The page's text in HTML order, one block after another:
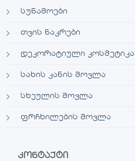
სუნამოები
თვის ნაკრები
დეკორატიული კოსმეტიკა
სახის კანის მოვლა
სხეულის მოვლა
ფრჩხილების მოვლა
კონტაქტი